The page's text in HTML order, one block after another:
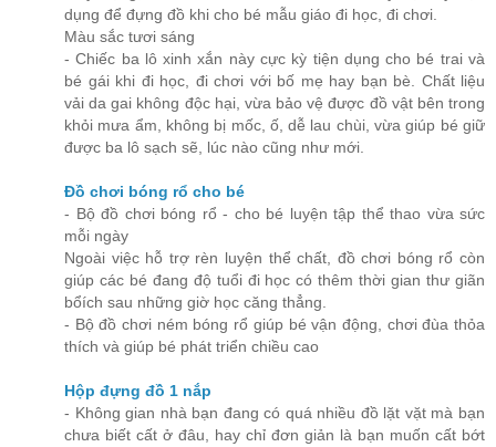
dụng để đựng đồ khi cho bé mẫu giáo đi học, đi chơi.
Màu sắc tươi sáng
- Chiếc ba lô xinh xắn này cực kỳ tiện dụng cho bé trai và
bé gái khi đi học, đi chơi với bố mẹ hay bạn bè. Chất liệu
vải da gai không độc hại, vừa bảo vệ được đồ vật bên trong
khỏi mưa ẩm, không bị mốc, ố, dễ lau chùi, vừa giúp bé giữ
được ba lô sạch sẽ, lúc nào cũng như mới.
Đồ chơi bóng rổ cho bé
- Bộ đồ chơi bóng rổ - cho bé luyện tập thể thao vừa sức
mỗi ngày
Ngoài việc hỗ trợ rèn luyện thể chất, đồ chơi bóng rổ còn
giúp các bé đang độ tuổi đi học có thêm thời gian thư giãn
bổích sau những giờ học căng thẳng.
- Bộ đồ chơi ném bóng rổ giúp bé vận động, chơi đùa thỏa
thích và giúp bé phát triển chiều cao
Hộp đựng đồ 1 nắp
- Không gian nhà bạn đang có quá nhiều đồ lặt vặt mà bạn
chưa biết cất ở đâu, hay chỉ đơn giản là bạn muốn cất bớt